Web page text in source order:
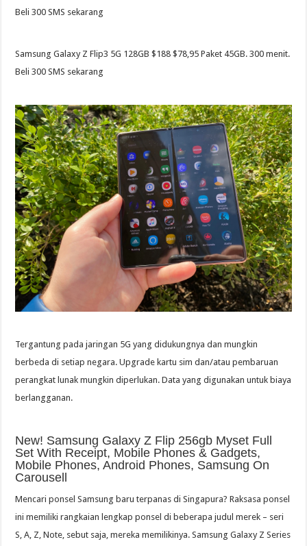
Beli 300 SMS sekarang
Samsung Galaxy Z Flip3 5G 128GB $188 $78,95 Paket 45GB. 300 menit.
Beli 300 SMS sekarang
Tergantung pada jaringan 5G yang didukungnya dan mungkin
berbeda di setiap negara. Upgrade kartu sim dan/atau pembaruan
perangkat lunak mungkin diperlukan. Data yang digunakan untuk biaya
berlangganan.
New! Samsung Galaxy Z Flip 256gb Myset Full
Set With Receipt, Mobile Phones & Gadgets,
Mobile Phones, Android Phones, Samsung On
Carousell
Mencari ponsel Samsung baru terpanas di Singapura? Raksasa ponsel
ini memiliki rangkaian lengkap ponsel di beberapa judul merek – seri
S, A, Z, Note, sebut saja, mereka memilikinya. Samsung Galaxy Z Series